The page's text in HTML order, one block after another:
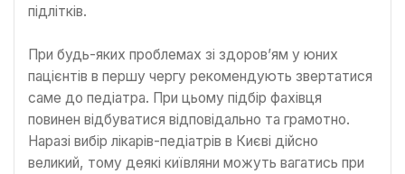
підлітків.
При будь-яких проблемах зі здоров’ям у юних
пацієнтів в першу чергу рекомендують звертатися
саме до педіатра. При цьому підбір фахівця
повинен відбуватися відповідально та грамотно.
Наразі вибір лікарів-педіатрів в Києві дійсно
великий, тому деякі київляни можуть вагатись при